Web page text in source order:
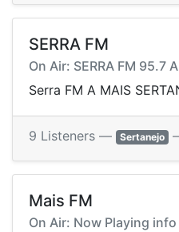
SERRA FM
On Air: SERRA FM 95.7
Serra FM A MAIS
9 Listeners — Sertanejo
Mais FM
On Air: Now Playing